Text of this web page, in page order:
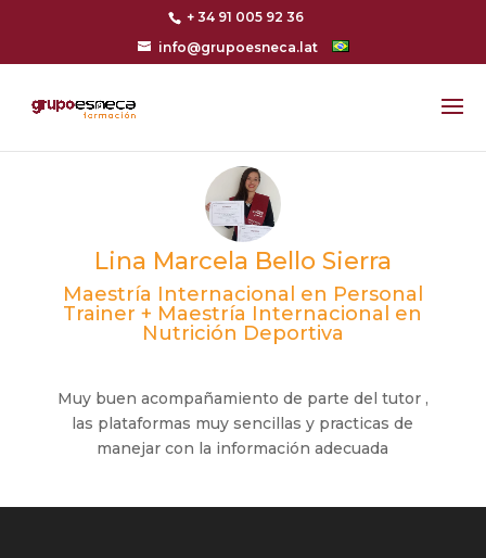
+ 34 91 005 92 36
info@grupoesneca.lat
Lina Marcela Bello Sierra
Maestría Internacional en Personal
Trainer + Maestría Internacional en
Nutrición Deportiva
Muy buen acompañamiento de parte del tutor ,
las plataformas muy sencillas y practicas de
manejar con la información adecuada